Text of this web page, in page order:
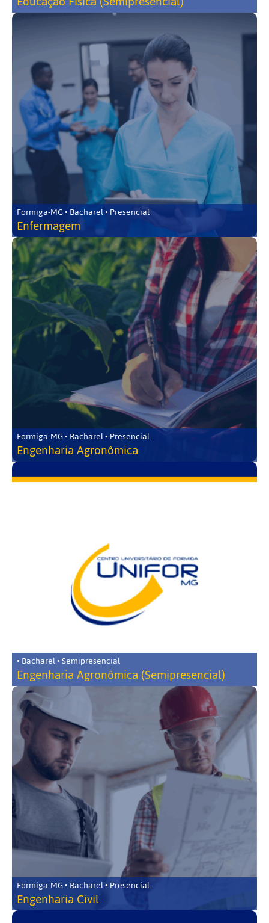
Formiga-MG • Bacharel • Presencial
Enfermagem
Formiga-MG • Bacharel • Presencial
Engenharia Agronômica
• Bacharel • Semipresencial
Engenharia Agronômica (Semipresencial)
Formiga-MG • Bacharel • Presencial
Engenharia Civil